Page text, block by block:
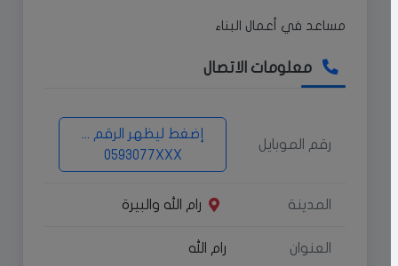
مساعد في أعمال البناء
معلومات الاتصال
رقم الموبايل
إضغط ليظهر الرقم ...
0593077XXX
المدينة رام الله والبيرة
العنوان رام الله